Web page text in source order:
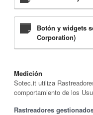
Botón y widgets
Corporation)
Medición
Sotec.it utiliza
comportamiento de los
Rastreadores